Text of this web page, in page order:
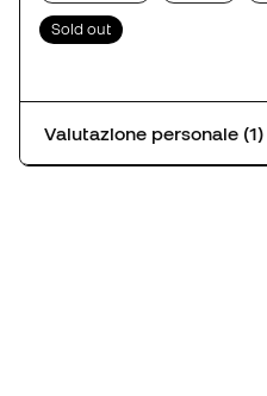
Sold out
Valutazione personale (1)